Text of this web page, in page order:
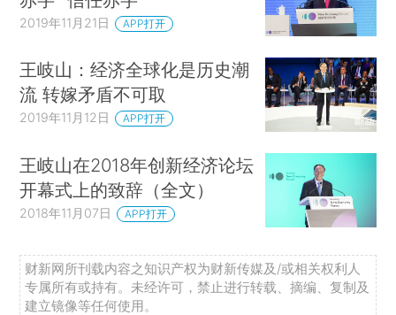
2019年11月21日 APP打开
王岐山：经济全球化是历史潮
流 转嫁矛盾不可取
2019年11月12日 APP打开
王岐山在2018年创新经济论坛
开幕式上的致辞（全文）
2018年11月07日 APP打开
财新网所刊载内容之知识产权为财新传媒及/或相关权利人
专属所有或持有。未经许可，禁止进行转载、摘编、复制及
建立镜像等任何使用。